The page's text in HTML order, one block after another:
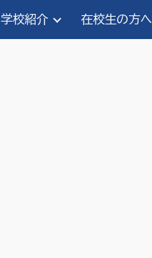
Skip to main content
学校紹介 在校生の方へ